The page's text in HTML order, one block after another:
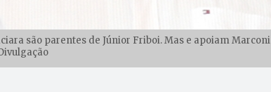
são parentes de Júnior Friboi. Mas e apoiam Marconi